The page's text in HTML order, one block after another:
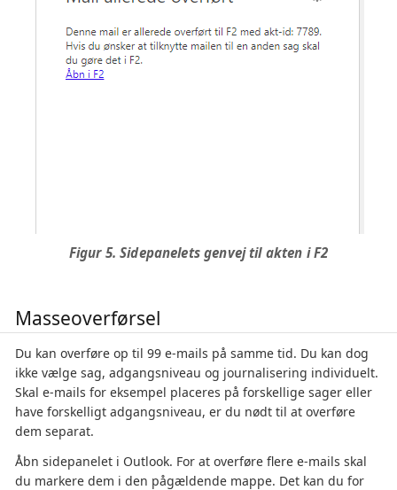
Figur 5. Sidepanelets genvej til akten i F2
Masseoverførsel
Du kan overføre op til 99 e-mails på samme tid. Du kan dog
ikke vælge sag, adgangsniveau og journalisering individuelt.
Skal e-mails for eksempel placeres på forskellige sager eller
have forskelligt adgangsniveau, er du nødt til at overføre
dem separat.
Åbn sidepanelet i Outlook. For at overføre flere e-mails skal
du markere dem i den pågældende mappe. Det kan du for